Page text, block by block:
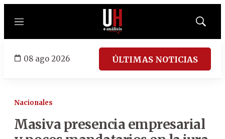
Menú
Mostrar
08 ago 2026 ÚLTIMAS NOTICIAS
Nacionales
Masiva presencia empresarial